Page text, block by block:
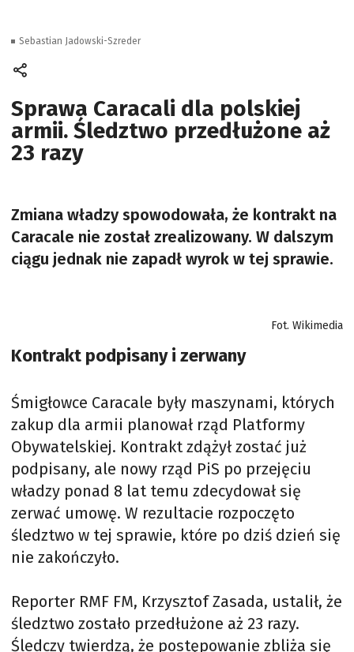
Sprawa Caracali dla polskiej
armii. Śledztwo przedłużone aż
23 razy
Zmiana władzy spowodowała, że kontrakt na
Caracale nie został zrealizowany. W dalszym
ciągu jednak nie zapadł wyrok w tej sprawie.
Fot. Wikimedia
Kontrakt podpisany i zerwany
Śmigłowce Caracale były maszynami, których
zakup dla armii planował rząd Platformy
Obywatelskiej. Kontrakt zdążył zostać już
podpisany, ale nowy rząd PiS po przejęciu
władzy ponad 8 lat temu zdecydował się
zerwać umowę. W rezultacie rozpoczęto
śledztwo w tej sprawie, które po dziś dzień się
nie zakończyło.
Reporter RMF FM, Krzysztof Zasada, ustalił, że
śledztwo zostało przedłużone aż 23 razy.
Śledczy twierdzą, że postępowanie zbliża się
Sebastian Jadowski-Szreder